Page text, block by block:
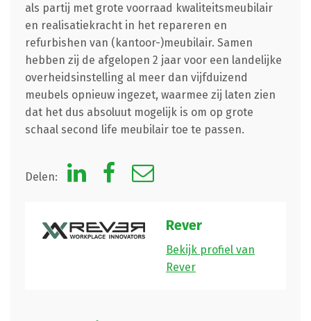
als partij met grote voorraad kwaliteitsmeubilair
en realisatiekracht in het repareren en
refurbishen van (kantoor-)meubilair. Samen
hebben zij de afgelopen 2 jaar voor een landelijke
overheidsinstelling al meer dan vijfduizend
meubels opnieuw ingezet, waarmee zij laten zien
dat het dus absoluut mogelijk is om op grote
schaal second life meubilair toe te passen.
Delen:
Rever
Bekijk profiel van
Rever